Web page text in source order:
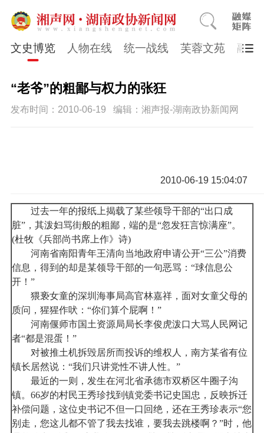
文史博览 人物在线 统一战线 芙蓉文苑 融媒
“老爷”的粗鄙与权力的张狂
发布时间：2010-06-19 编辑：湘声报-湖南政协新闻网
2010-06-19 15:04:07
过去一年的报纸上揭载了某些领导干部的“出口成
脏”，其泼妇骂街般的粗鄙，端的是“忽发狂言惊满座”。
(杜牧《兵部尚书席上作》诗)
河南省南阳青年王清向当地政府申请公开“三公”消费
信息，得到的却是某领导干部的一句恶骂：“球信息公
开！”
猥亵女童的深圳海事局高官林嘉祥，面对女童父母的
质问，猩猩作吠：“你们算个屁啊！”
河南偃师市国土资源局局长李俊虎泼口大骂人民网记
者“都是混蛋！”
对被推土机拆毁居所而投诉的维权人，南方某省有位
镇长居然说：“我们只讲党性不讲人性。”
最近的一则，发生在河北省承德市双桥区牛圈子沟
镇。66岁的村民王秀珍找到镇党委书记史国忠，反映拆迁
补偿问题，这位史书记不但一口回绝，还在王秀珍表示“您
别走，您这儿都不管了我去找谁，要我去跳楼啊？”时，他